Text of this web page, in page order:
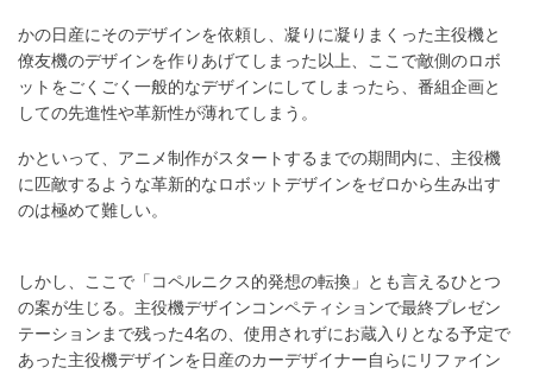
かの日産にそのデザインを依頼し、凝りに凝りまくった主役機と
僚友機のデザインを作りあげてしまった以上、ここで敵側のロボ
ットをごくごく一般的なデザインにしてしまったら、番組企画と
しての先進性や革新性が薄れてしまう。
かといって、アニメ制作がスタートするまでの期間内に、主役機
に匹敵するような革新的なロボットデザインをゼロから生み出す
のは極めて難しい。
しかし、ここで「コペルニクス的発想の転換」とも言えるひとつ
の案が生じる。主役機デザインコンペティションで最終プレゼン
テーションまで残った4名の、使用されずにお蔵入りとなる予定で
あった主役機デザインを日産のカーデザイナー自らにリファイン